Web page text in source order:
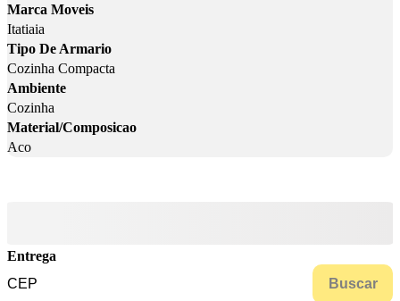
Marca Moveis
Itatiaia
Tipo De Armario
Cozinha Compacta
Ambiente
Cozinha
Material/Composicao
Aco
Entrega
Buscar